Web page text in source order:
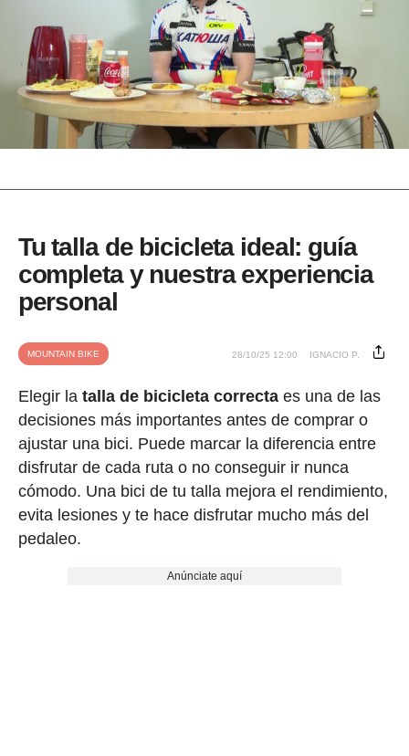
Tu talla de bicicleta ideal: guía
completa y nuestra experiencia
personal
MOUNTAIN BIKE 28/10/25 12:00 IGNACIO P.
Elegir la talla de bicicleta correctaes una de las
decisiones más importantes antes de comprar o
ajustar una bici. Puede marcar la diferencia entre
disfrutar de cada ruta o no conseguir ir nunca
cómodo. Una bici de tu talla mejora el rendimiento,
evita lesiones y te hace disfrutar mucho más del
pedaleo.
Anúnciate aquí